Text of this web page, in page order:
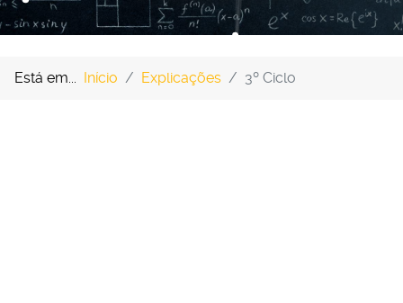
Está em... Início Explicações 3º Ciclo